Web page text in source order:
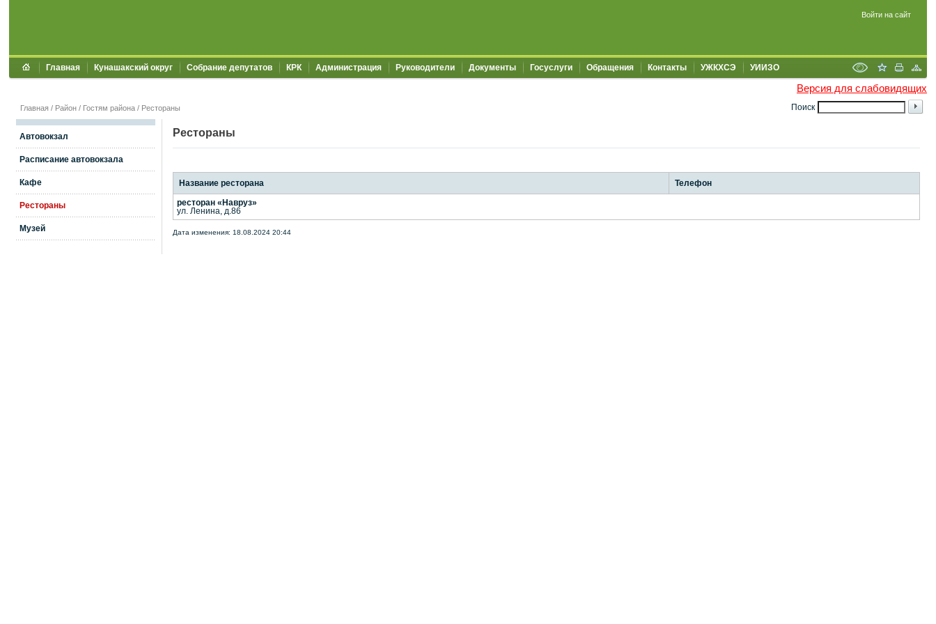
Войти на сайт
Главная Кунашакский округ Собрание депутатов КРК Администрация Руководители Документы Госуслуги Обращения Контакты УЖКХСЭ УИИЗО
Версия для слабовидящих
Поиск
Главная / Район / Гостям района / Рестораны
Автовокзал
Расписание автовокзала
Кафе
Рестораны
Музей
Рестораны
Название ресторана Телефон
ресторан «Навруз»
ул. Ленина, д.86
Дата изменения: 18.08.2024 20:44